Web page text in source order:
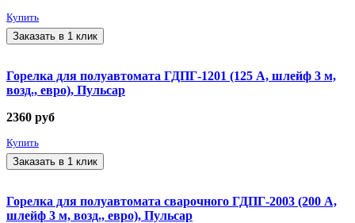
Купить
Заказать в 1 клик
Горелка для полуавтомата ГДПГ-1201 (125 А, шлейф 3 м,
возд., евро), Пульсар
2360 руб
Купить
Заказать в 1 клик
Горелка для полуавтомата сварочного ГДПГ-2003 (200 А,
шлейф 3 м, возд., евро), Пульсар